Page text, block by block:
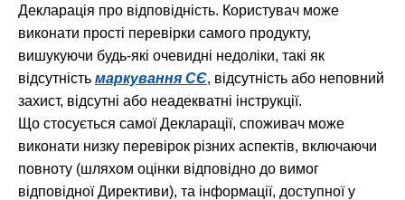
Декларація про відповідність. Користувач може
виконати прості перевірки самого продукту,
вишукуючи будь-які очевидні недоліки, такі як
відсутність маркування CЄ, відсутність або неповний
захист, відсутні або неадекватні інструкції.
Що стосується самої Декларації, споживач може
виконати низку перевірок різних аспектів, включаючи
повноту (шляхом оцінки відповідно до вимог
відповідної Директиви), та інформації, доступної у